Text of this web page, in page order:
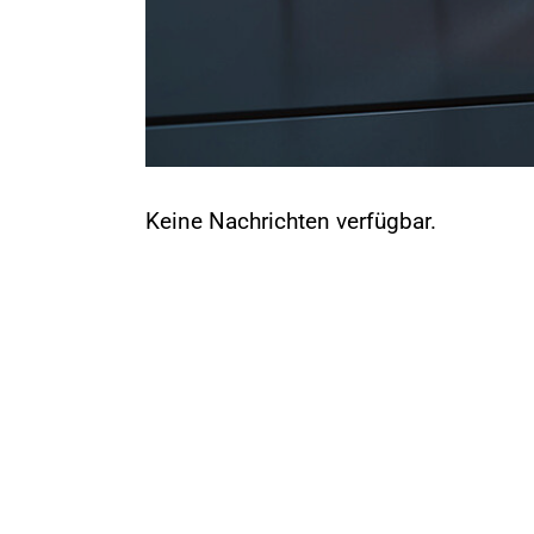
Keine Nachrichten verfügbar.